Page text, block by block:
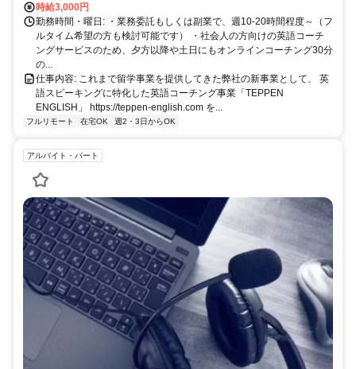
時給3,000円
勤務時間・曜日: ・業務委託もしくは副業で、週10-20時間程度～（フ
ルタイム希望の方も検討可能です） ・社会人の方向けの英語コーチ
ングサービスのため、夕方以降や土日にもオンラインコーチング30分
の...
仕事内容: これまで留学事業を提供してきた弊社の新事業として、 英
語スピーキングに特化した英語コーチング事業「TEPPEN
ENGLISH」 https://teppen-english.com を...
フルリモート 在宅OK 週2・3日からOK
アルバイト・パート